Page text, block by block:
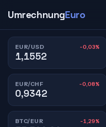
UmrechnungEuro
EUR/USD -0,03%
1,1552
EUR/CHF -0,08%
0,9342
BTC/EUR -1,29%